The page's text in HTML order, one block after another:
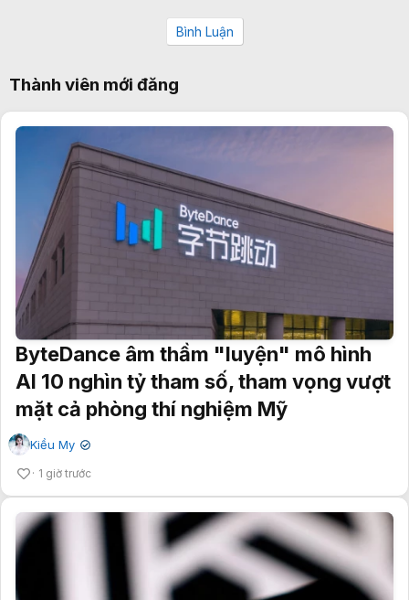
Bình Luận
Thành viên mới đăng
ByteDance âm thầm "luyện" mô hình
AI 10 nghìn tỷ tham số, tham vọng vượt
mặt cả phòng thí nghiệm Mỹ
Kiều My ✔
1 giờ trước